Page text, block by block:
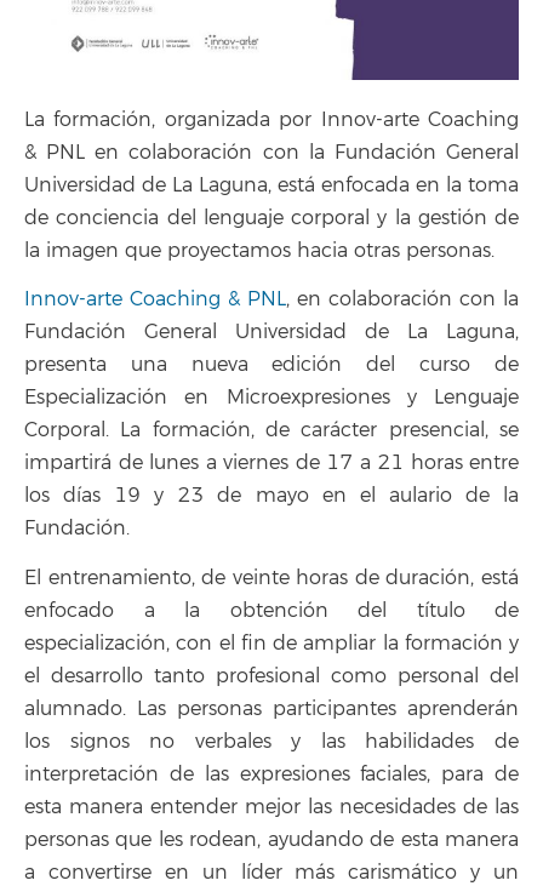
La formación, organizada por Innov-arte Coaching
& PNL en colaboración con la Fundación General
Universidad de La Laguna, está enfocada en la toma
de conciencia del lenguaje corporal y la gestión de
la imagen que proyectamos hacia otras personas.
Innov-arte Coaching & PNL, en colaboración con la
Fundación General Universidad de La Laguna,
presenta una nueva edición del curso de
Especialización en Microexpresiones y Lenguaje
Corporal. La formación, de carácter presencial, se
impartirá de lunes a viernes de 17 a 21 horas entre
los días 19 y 23 de mayo en el aulario de la
Fundación.
El entrenamiento, de veinte horas de duración, está
enfocado a la obtención del título de
especialización, con el fin de ampliar la formación y
el desarrollo tanto profesional como personal del
alumnado. Las personas participantes aprenderán
los signos no verbales y las habilidades de
interpretación de las expresiones faciales, para de
esta manera entender mejor las necesidades de las
personas que les rodean, ayudando de esta manera
a convertirse en un líder más carismático y un